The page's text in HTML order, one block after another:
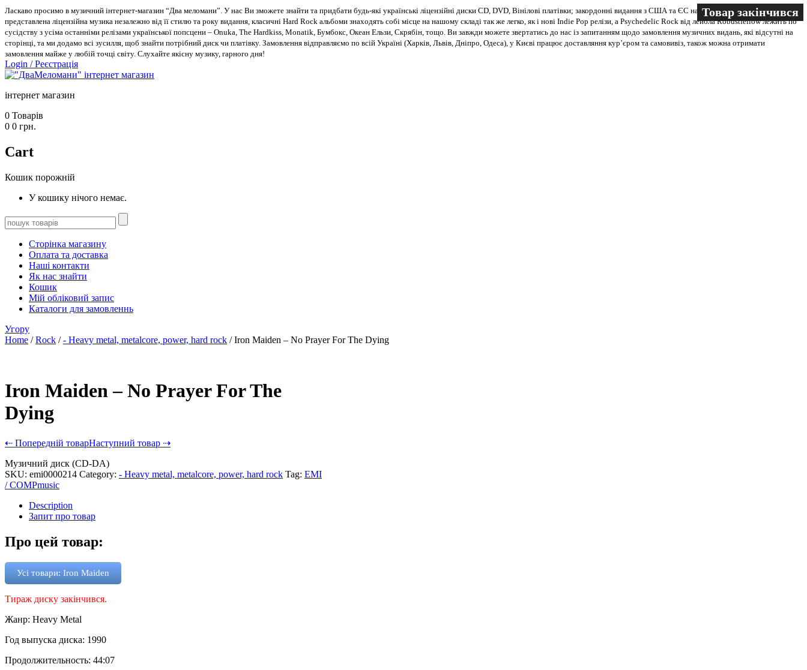
Ласкаво просимо в музичний інтернет-магазин “Два меломани”. У нас Ви зможете знайти та придбати будь-які українські ліцензійні диски CD, DVD, Вінілові платівки; закордонні видання з США та ЄС на всіх носіях. В магазині
представлена ліцензійна музика незалежно від її стилю та року видання, класичні Hard Rock альбоми знаходять собі місце на нашому складі так же легко, як і нові Indie Pop релізи, а Psychedelic Rock від лейбла Robustfellow лежить по
сусідству з усіма останніми релізами української попсцени – Onuka, The Hardkiss, Monatik, Бумбокс, Океан Ельзи, Скрябін, тощо. Ви завжди можете звертатись до нас із запитанням щодо замовлення музичних видань, які відсутні на
сторінці, та ми додамо всі зусилля, щоб знайти потрібний диск чи платівку. Замовлення відправляємо по всій Україні (Харків, Львів, Дніпро, Одеса), у Києві працює доставляння кур’єром та самовивіз, також можна отримати
замовлення майже у любій точці світу. Слухайте якісну музику, гарного дня!
Login /Реєстрація
інтернет магазин
0 Товарів
0 0 грн.
Cart
Кошик порожній
У кошику нічого немає.
Сторінка магазину
Оплата та доставка
Наші контакти
Як нас знайти
Кошик
Мій обліковий запис
Каталоги для замовленнь
Угору
Home /Rock /- Heavy metal, metalcore, power, hard rock / Iron Maiden – No Prayer For The Dying
Товар закінчився
Iron Maiden – No Prayer For The
Dying
⇠ Попередній товарНаступний товар ⇢
Музичний диск (CD-DA)
SKU: emi0000214 Category: - Heavy metal, metalcore, power, hard rock Tag: EMI
/ COMPmusic
Description
Запит про товар
Про цей товар:
Усі товари: Iron Maiden
Тираж диску закінчився.
Жанр: Heavy Metal
Год выпуска диска: 1990
Продолжительность: 44:07
Товар закінчився
Товар закінчився